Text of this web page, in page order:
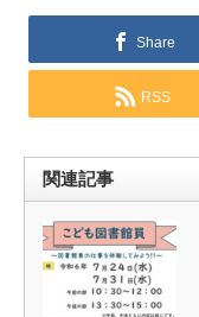
Share
RSS
関連記事